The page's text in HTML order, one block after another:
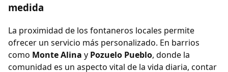
medida
La proximidad de los fontaneros locales permite
ofrecer un servicio más personalizado. En barrios
como Monte Alina y Pozuelo Pueblo, donde la
comunidad es un aspecto vital de la vida diaria, contar